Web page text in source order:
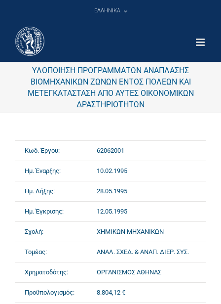
ΕΛΛΗΝΙΚΑ
ΥΛΟΠΟΙΗΣΗ ΠΡΟΓΡΑΜΜΑΤΩΝ ΑΝΑΠΛΑΣΗΣ
ΒΙΟΜΗΧΑΝΙΚΩΝ ΖΩΝΩΝ ΕΝΤΟΣ ΠΟΛΕΩΝ ΚΑΙ
ΜΕΤΕΓΚΑΤΑΣΤΑΣΗ ΑΠΟ ΑΥΤΕΣ ΟΙΚΟΝΟΜΙΚΩΝ
ΔΡΑΣΤΗΡΙΟΤΗΤΩΝ
Κωδ. Έργου: 62062001
Ημ. Έναρξης: 10.02.1995
Ημ. Λήξης: 28.05.1995
Ημ. Έγκρισης: 12.05.1995
Σχολή: ΧΗΜΙΚΩΝ ΜΗΧΑΝΙΚΩΝ
Τομέας: ΑΝΑΛ. ΣΧΕΔ. & ΑΝΑΠ. ΔΙΕΡ. ΣΥΣ.
Χρηματοδότης: ΟΡΓΑΝΙΣΜΟΣ ΑΘΗΝΑΣ
Προϋπολογισμός: 8.804,12 €